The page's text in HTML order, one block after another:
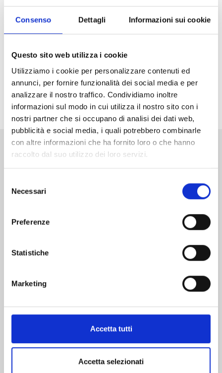
Consenso Dettagli Informazioni sui cookie
Questo sito web utilizza i cookie
Utilizziamo i cookie per personalizzare contenuti ed
annunci, per fornire funzionalità dei social media e per
analizzare il nostro traffico. Condividiamo inoltre
informazioni sul modo in cui utilizza il nostro sito con i
nostri partner che si occupano di analisi dei dati web,
pubblicità e social media, i quali potrebbero combinarle
con altre informazioni che ha fornito loro o che hanno
raccolto dal suo utilizzo dei loro servizi.
delNecessari
Preferenze
Statistiche
Marketing
Accetta tutti
Accetta selezionati
una giovane donna che condivide il suo stesso amore
per l'aviazione e l'avventura, cambia tutto il suo
mondo. Diventano una coppia di artisti itineranti ed
arrampicandosi sulle ali del velivolo in aria e
compiendo acrobazie sul filo del rasoio. Nel corso del
viaggio, il legame tra i due si fa più profondo: entrambi
svelano i rispettivi segreti, diventando qualcosa di più
che colleghi.
Altri volumi della serie
BARNSTORMERS: A BALLAD OF LOVE AND
22/10/2024